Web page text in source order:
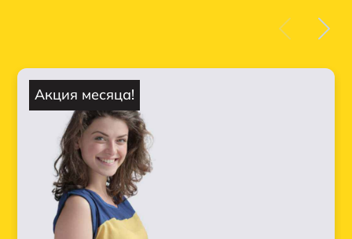
Акция месяца!